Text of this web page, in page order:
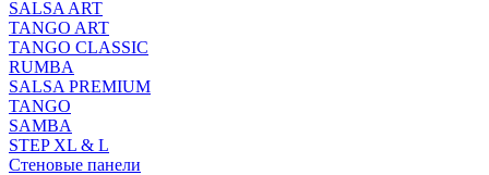
SALSA ART
TANGO ART
TANGO CLASSIC
RUMBA
SALSA PREMIUM
TANGO
SAMBA
STEP XL & L
Стеновые панели